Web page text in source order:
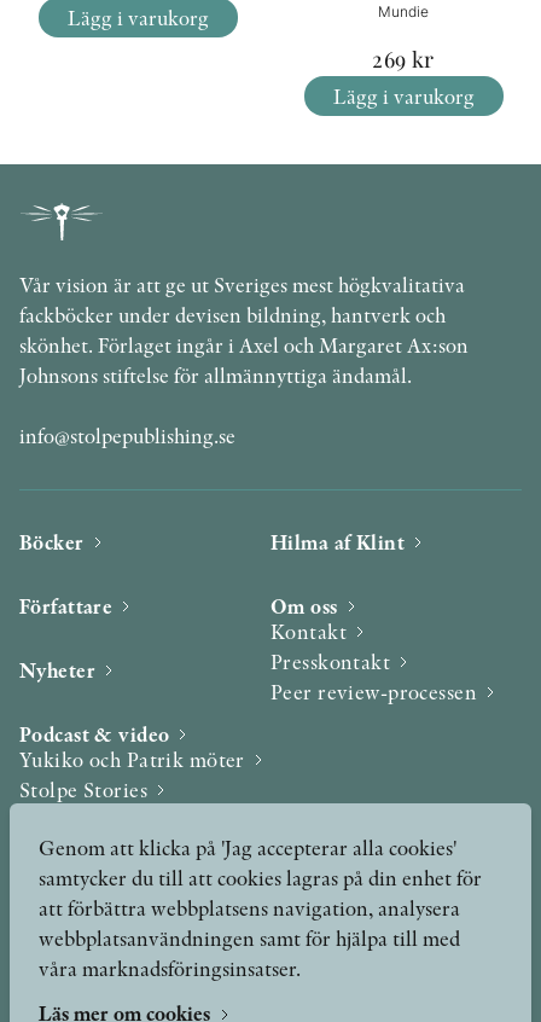
Lägg i varukorg
Mundie
269 kr
Lägg i varukorg
Vår vision är att ge ut Sveriges mest högkvalitativa
fackböcker under devisen bildning, hantverk och
skönhet. Förlaget ingår i Axel och Margaret Ax:son
Johnsons stiftelse för allmännyttiga ändamål.
info@stolpepublishing.se
Böcker
Författare
Nyheter
Podcast & video
Yukiko och Patrik möter
Stolpe Stories
Utmärkelser & Format
Utmärkelser
Övriga format
Hilma af Klint
Om oss
Kontakt
Presskontakt
Peer review-processen
Genom att klicka på 'Jag accepterar alla cookies'
samtycker du till att cookies lagras på din enhet för
att förbättra webbplatsens navigation, analysera
webbplatsanvändningen samt för hjälpa till med
våra marknadsföringsinsatser.
Läs mer om cookies